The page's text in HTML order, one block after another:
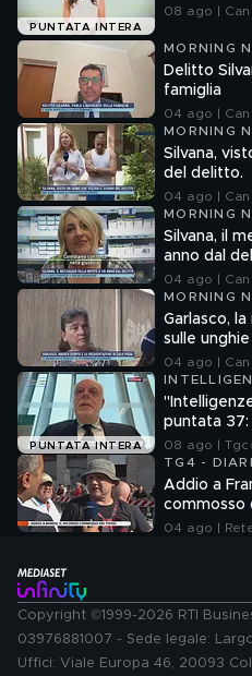
PUNTATA INTERA
08 ago |
MORNING
Delitto
famiglia
04 ago |
MORNING
Silvana,
del delitto.
04 ago |
MORNING
Silvana, il
anno dal
04 ago |
MORNING
Garlasco,
sulle
04 ago |
PUNTATA INTERA
A NOI
08 ago |
TG4 -
Addio a
commosso
04 ago |
Copyright ©1999-2026 RTI
03976881007 - Sede legale:
Uffici: Viale Europa 46, 20093